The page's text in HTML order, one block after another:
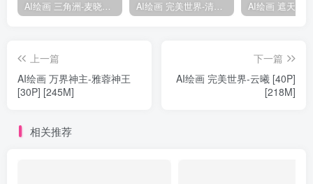
AI绘画 三角洲-麦晓雯 [15P] [57M] AI绘画 完美世界-清漪 [86P] [1173M]
上一篇
AI绘画 万界神主-雅蓉神王
[30P] [245M]
下一篇
AI绘画 完美世界-云曦 [40P]
[218M]
相关推荐